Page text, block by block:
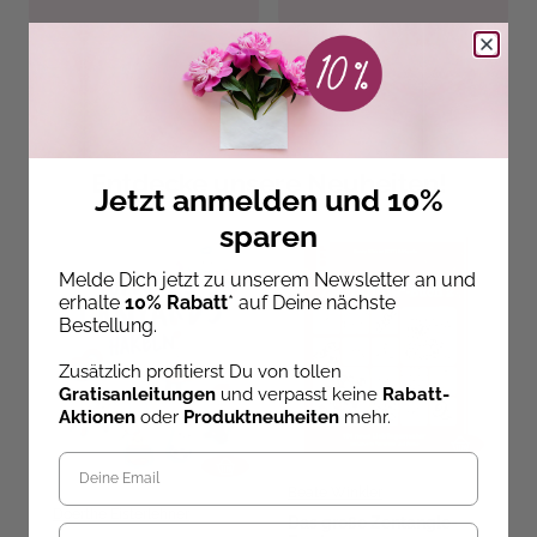
Entdecke unsere Neuheiten!
Das große Zentangle-
Jetzt anmelden und 10%
sparen
Melde Dich jetzt zu unserem Newsletter an und
erhalte 10% Rabatt* auf Deine nächste
Bestellung.
Zusätzlich profitierst Du von tollen
Gratisanleitungen und verpasst keine Rabatt-
Aktionen oder Produktneuheiten mehr.
Geburtstag